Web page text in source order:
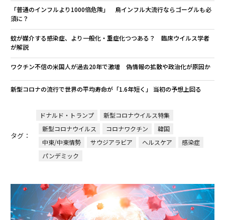
「普通のインフルより1000倍危険」 鳥インフル大流行ならゴーグルも必
須に？
蚊が媒介する感染症、より一般化・重症化つつある？ 臨床ウイルス学者
が解説
ワクチン不信の米国人が過去20年で激増 偽情報の拡散や政治化が原因か
新型コロナの流行で世界の平均寿命が「1.6年短く」 当初の予想上回る
タグ：
ドナルド・トランプ
新型コロナウイルス特集
新型コロナウイルス
コロナワクチン
韓国
中東/中東情勢
サウジアラビア ヘルスケア
感染症
パンデミック